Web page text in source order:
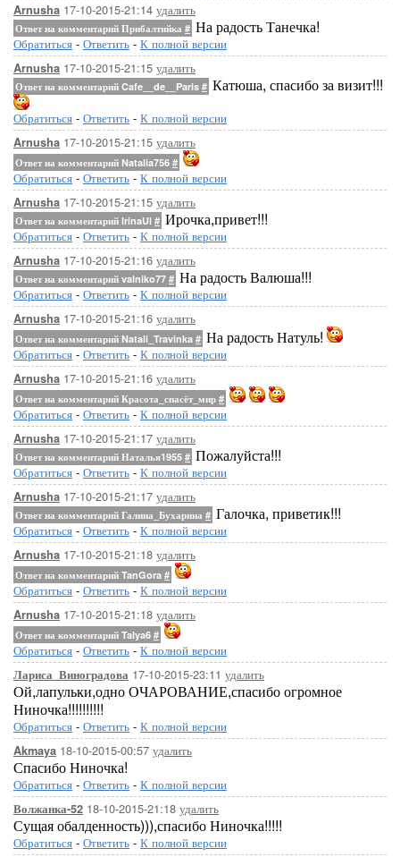
Arnusha 17-10-2015-21:14 удалить
Ответ на комментарий Прибалтийка # На радость Танечка!
Обратиться - Ответить - К полной версии
Arnusha 17-10-2015-21:15 удалить
Ответ на комментарий Cafe__de__Paris # Катюша, спасибо за визит!!!
Обратиться - Ответить - К полной версии
Arnusha 17-10-2015-21:15 удалить
Ответ на комментарий Natalia756 #
Обратиться - Ответить - К полной версии
Arnusha 17-10-2015-21:15 удалить
Ответ на комментарий IrinaUl # Ирочка,привет!!!
Обратиться - Ответить - К полной версии
Arnusha 17-10-2015-21:16 удалить
Ответ на комментарий valniko77 # На радость Валюша!!!
Обратиться - Ответить - К полной версии
Arnusha 17-10-2015-21:16 удалить
Ответ на комментарий Natali_Travinka # На радость Натуль!
Обратиться - Ответить - К полной версии
Arnusha 17-10-2015-21:16 удалить
Ответ на комментарий Красота_спасёт_мир #
Обратиться - Ответить - К полной версии
Arnusha 17-10-2015-21:17 удалить
Ответ на комментарий Наталья1955 # Пожалуйста!!!
Обратиться - Ответить - К полной версии
Arnusha 17-10-2015-21:17 удалить
Ответ на комментарий Галина_Бухарина # Галочка, приветик!!!
Обратиться - Ответить - К полной версии
Arnusha 17-10-2015-21:18 удалить
Ответ на комментарий TanGora #
Обратиться - Ответить - К полной версии
Arnusha 17-10-2015-21:18 удалить
Ответ на комментарий Talya6 #
Обратиться - Ответить - К полной версии
Лариса_Виноградова 17-10-2015-23:11 удалить
Ой,лапульки,одно ОЧАРОВАНИЕ,спасибо огромное
Ниночка!!!!!!!!!!
Обратиться - Ответить - К полной версии
Akmaya 18-10-2015-00:57 удалить
Спасибо Ниночка!
Обратиться - Ответить - К полной версии
Волжанка-52 18-10-2015-21:18 удалить
Сущая обалденность))),спасибо Ниночка!!!!!
Обратиться - Ответить - К полной версии